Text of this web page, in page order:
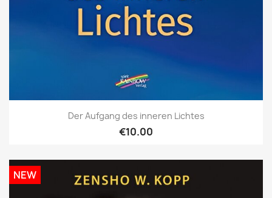
Der Aufgang des inneren Lichtes
€10.00
NEW